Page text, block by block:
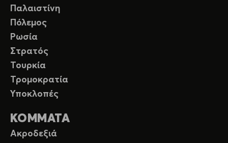
Παλαιστίνη
Πόλεμος
Ρωσία
Στρατός
Τουρκία
Τρομοκρατία
Υποκλοπές
ΚΟΜΜΑΤΑ
Ακροδεξιά